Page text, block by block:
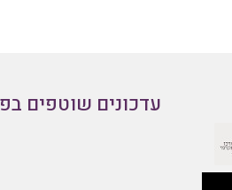
עדכונים שוטפים